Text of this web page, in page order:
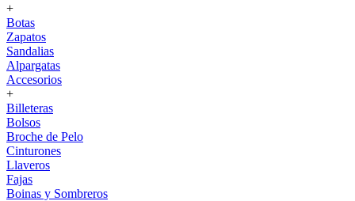
+
Botas
Zapatos
Sandalias
Alpargatas
Accesorios
+
Billeteras
Bolsos
Broche de Pelo
Cinturones
Llaveros
Fajas
Boinas y Sombreros